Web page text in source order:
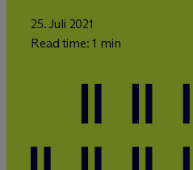
25. Juli 2021
Read time: 1 min